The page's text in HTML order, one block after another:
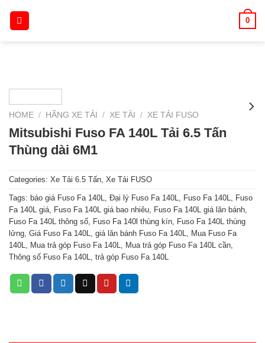
0
HOME / HÃNG XE TẢI / XE TẢI / XE TẢI FUSO
Mitsubishi Fuso FA 140L Tải 6.5 Tấn
Thùng dài 6M1
Categories: Xe Tải 6.5 Tấn Xe Tải FUSO
Tags: báo giá Fuso Fa 140L Đại lý Fuso Fa 140L Fuso Fa 140L
Fuso
Fa 140L giá
Fuso Fa 140L giá bao nhiêu Fuso Fa 140L giá lăn bánh
Fuso Fa 140L thông số
Fuso Fa 140l thùng kín
Fuso Fa 140L thùng
lửng Giá Fuso Fa 140L giá lăn bánh Fuso Fa 140L
Mua Fuso Fa
140L
Mua trả góp Fuso Fa 140L Mua trả góp Fuso Fa 140L cần
Thông số Fuso Fa 140L
trả góp Fuso Fa 140L